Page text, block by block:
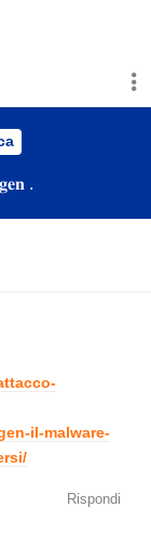
.
il-malware-
Rispondi